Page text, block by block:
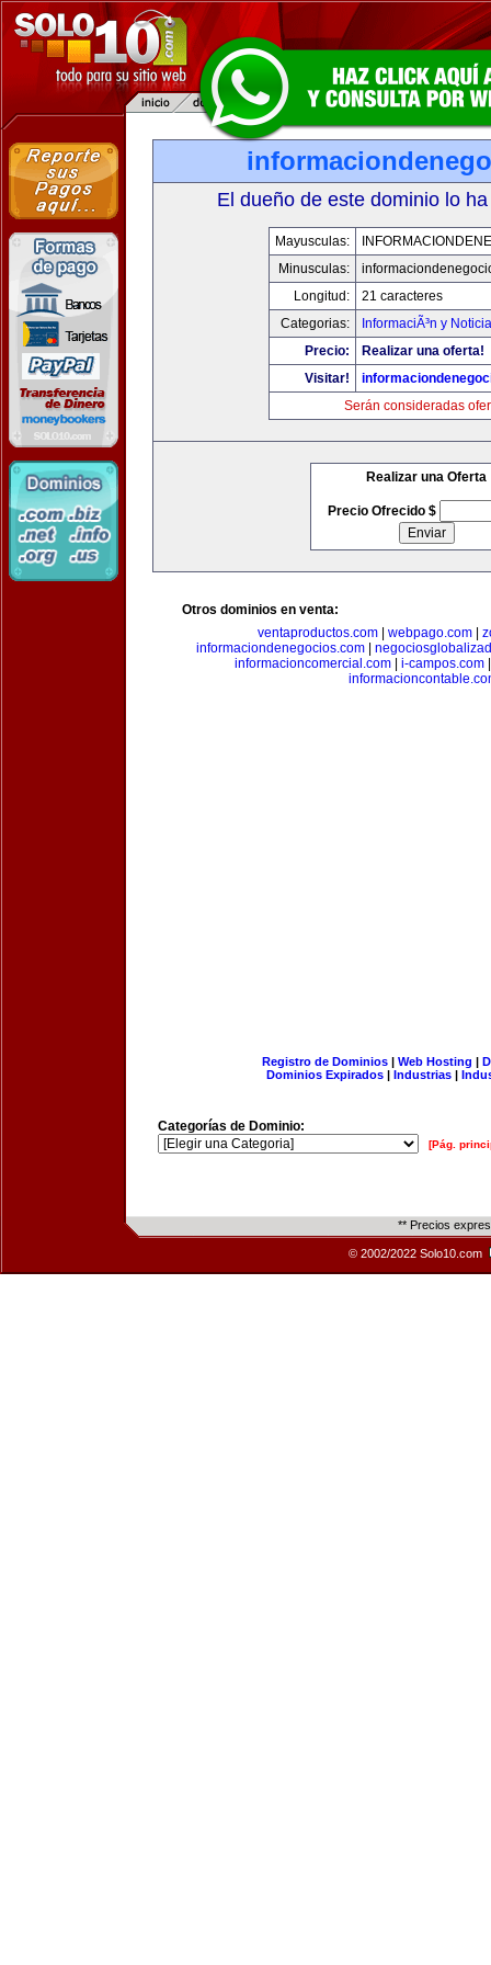
El dueño de este dominio lo
Mayusculas:
Minusculas:
Longitud:
21 caracteres
Categorias:
InformaciÃ³n y
Precio:
Realizar una oferta!
Visitar!
Serán consideradas
Realizar una Oferta
Precio Ofrecido $
Otros dominios en venta:
ventaproductos.com
webpago.com
informaciondenegocios.com|
informacioncomercial.com| i-campos.com
Registro de Dominios| Web Hosting |
Dominios Expirados | Industrias |
Categorías de Dominio:
[Pág.
** Precios
© 2002/2022 Solo10.com